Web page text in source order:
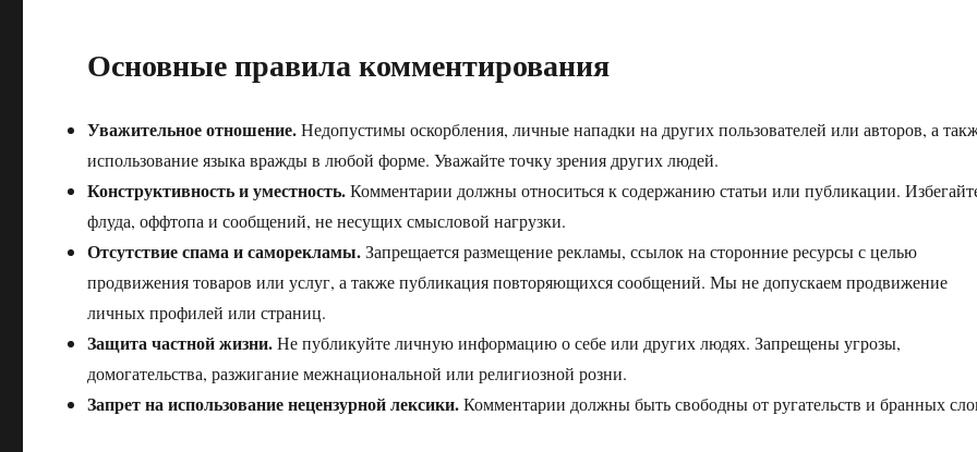
Основные правила комментирования
Уважительное отношение.Недопустимы оскорбления, личные нападки на других пользователей или авторов, а
использование языка вражды в любой форме. Уважайте точку зрения других людей.
Конструктивность и уместность.Комментарии должны относиться к содержанию статьи или публикации.
флуда, оффтопа и сообщений, не несущих смысловой нагрузки.
Отсутствие спама и саморекламы.Запрещается размещение рекламы, ссылок на сторонние ресурсы с целью
продвижения товаров или услуг, а также публикация повторяющихся сообщений. Мы не допускаем продвижение
личных профилей или страниц.
Защита частной жизни.Не публикуйте личную информацию о себе или других людях. Запрещены угрозы,
домогательства, разжигание межнациональной или религиозной розни.
Запрет на использование нецензурной лексики.Комментарии должны быть свободны от ругательств и бранных